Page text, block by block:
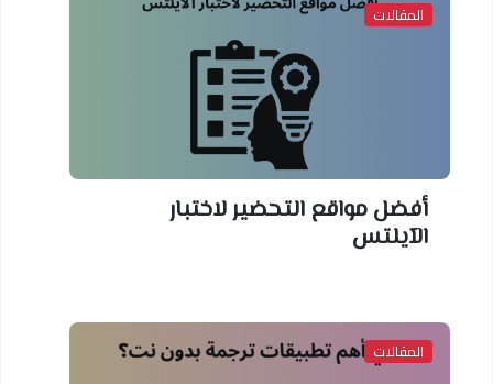
المقالات
أفضل مواقع التحضير لاختبار
الآيلتس
المقالات